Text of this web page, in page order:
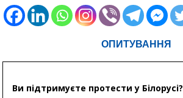
ОПИТУВАННЯ
Ви підтримуєте протести у Білорусі?